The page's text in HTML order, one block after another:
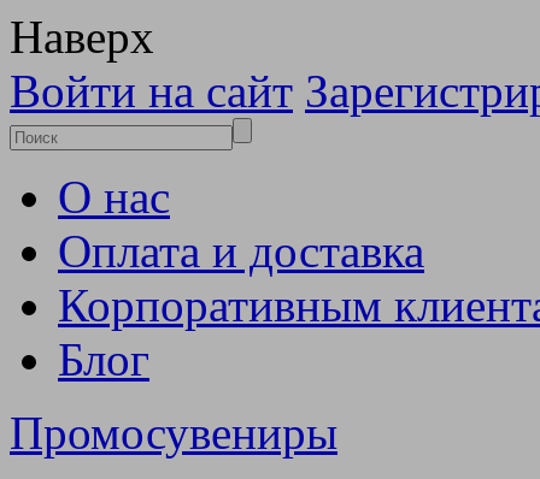
Наверх
Войти на сайт
О нас
Оплата и доставка
Корпоративным
Блог
Промосувениры